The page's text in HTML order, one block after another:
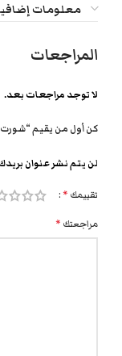
معلومات
المراجعات
لا توجد مراجعات بعد.
كن أول من يقيم
لن يتم نشر عنوان بريدك
تقييمك *
مراجعتك *